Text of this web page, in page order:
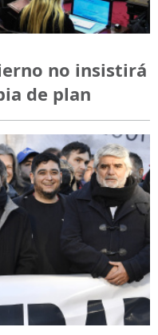
no insistirá
de plan